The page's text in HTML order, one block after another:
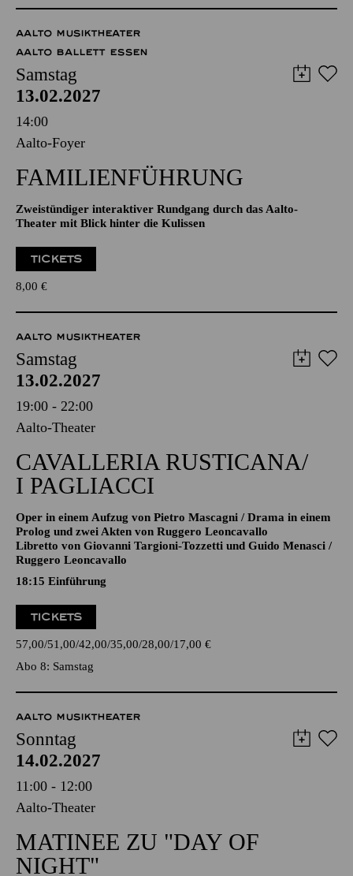
45,00 40,00 34,00 30,00
AALTO MUSIKTHEATER
AALTO BALLETT ESSEN
Samstag
13.02.2027
14:00
FAMILIENFÜHRUNG
Zweistündiger interaktiver Rundgang durch das Aalto-
Theater mit Blick hinter die Kulissen
8,00 €
AALTO MUSIKTHEATER
Samstag
13.02.2027
19:00 - 22:00
Aalto-Theater
CAVALLERIA RUSTICANA/
I PAGLIACCI
Oper in einem Aufzug von Pietro Mascagni / Drama in einem
Prolog und zwei Akten von Ruggero Leoncavallo
Ruggero Leoncavallo
18:15 Einführung
TICKETS
57,00 51,00 42,00 35,00 28,00 17,00€
Abo 8: Samstag
AALTO MUSIKTHEATER
Sonntag
14.02.2027
11:00 - 12:00
Aalto-Theater